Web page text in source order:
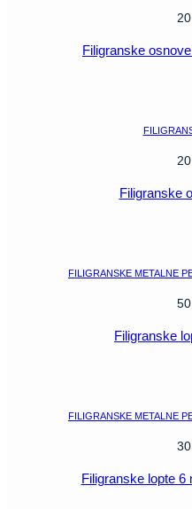
20
Filigranske
20
Filigranske
FILIGRANSKE METALNE
50
Filigranske
FILIGRANSKE METALNE
30
Filigranske lopte 6